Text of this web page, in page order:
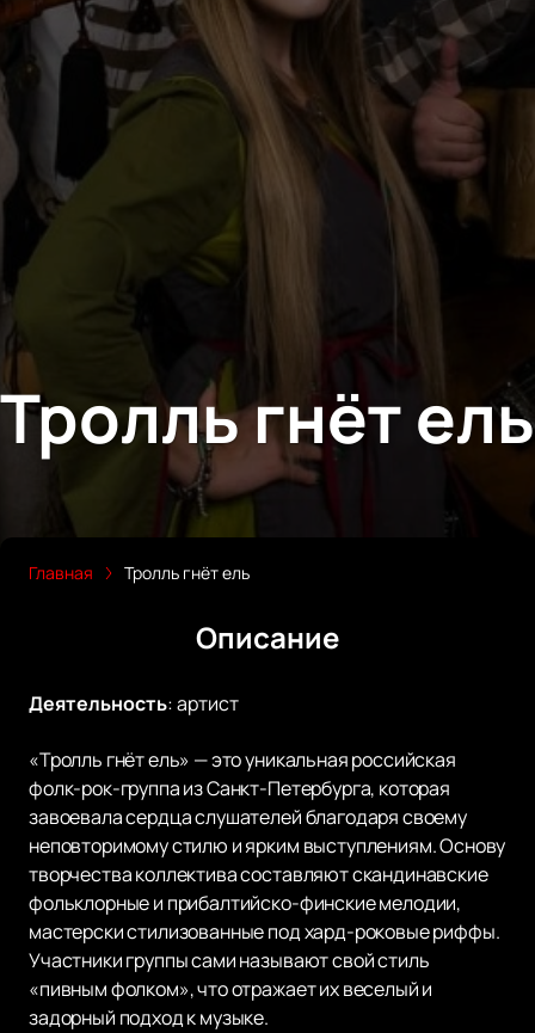
Тролль гнёт ель
Главная Тролль гнёт ель
Описание
Деятельность:артист
«Тролль гнёт ель» — это уникальная российская
фолк-рок-группа из Санкт-Петербурга, которая
завоевала сердца слушателей благодаря своему
неповторимому стилю и ярким выступлениям. Основу
творчества коллектива составляют скандинавские
фольклорные и прибалтийско-финские мелодии,
мастерски стилизованные под хард-роковые риффы.
Участники группы сами называют свой стиль
«пивным фолком», что отражает их веселый и
задорный подход к музыке.